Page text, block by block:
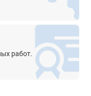
работ.